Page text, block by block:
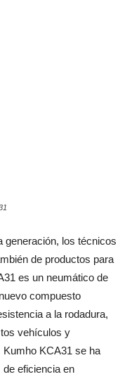
generación, los técnicos
de productos para
es un neumático de
compuesto
a la rodadura,
vehículos y
Kumho KCA31 se ha
eficiencia en